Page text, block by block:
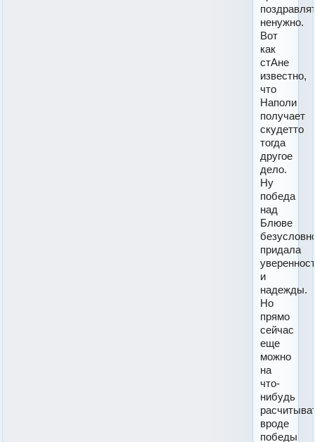
ненужно.
Вот
как
стАне
известно,
что
Наполи
получает
скудетто
тогда
другое
дело.
Ну
победа
над
Блюве
придала
и
надежды.
Но
прямо
сейчас
еще
можно
на
что-
нибудь
вроде
победы